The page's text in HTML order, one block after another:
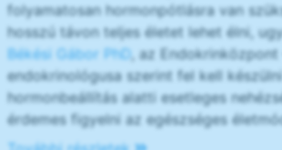
folyamatosan hormonpótlásra van
hosszú távon teljes életet lehet élni,
Békési Gábor PhD
, az
endokrinológusa szerint fel kell
hormonbeállítás alatti esetleges
érdemes figyelni az egészséges